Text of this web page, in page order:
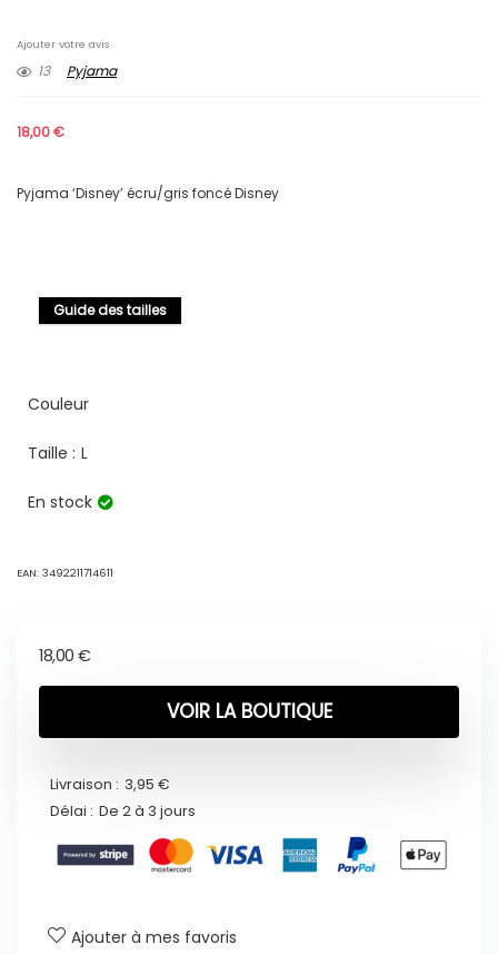
Ajouter votre avis
13 Pyjama
18,00€
Pyjama ‘Disney’ écru/gris foncé Disney
Guide des tailles
Couleur
Taille : L
En stock
EAN: 3492211714611
18,00 €
VOIR LA BOUTIQUE
Livraison : 3,95 €
Délai : De 2 à 3 jours
Ajouter à mes favoris